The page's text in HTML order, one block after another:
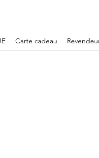
Carte cadeau